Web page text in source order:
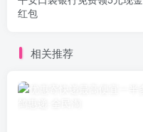
红包
相关推荐